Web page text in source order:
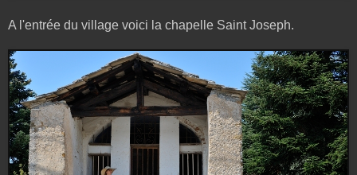
A l'entrée du village voici la chapelle Saint Joseph.